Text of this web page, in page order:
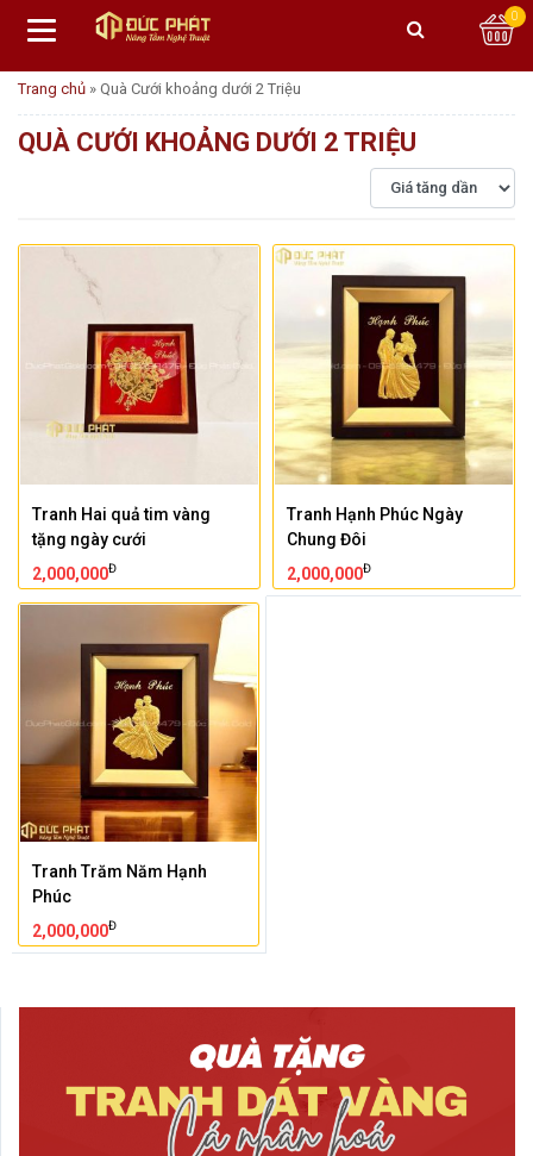
0
Trang chủ » Quà Cưới khoảng dưới 2 Triệu
QUÀ CƯỚI KHOẢNG DƯỚI 2 TRIỆU
Tranh Hai quả tim vàng
tặng ngày cưới
2,000,000Đ
Tranh Hạnh Phúc Ngày
Chung Đôi
2,000,000Đ
Tranh Trăm Năm Hạnh
Phúc
2,000,000Đ